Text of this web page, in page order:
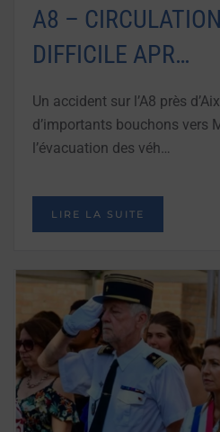
A8 –
DIFFICILE APR…
Un accident sur l’A8 près
d’importants bouchons vers
l’évacuation des véh…
LIRE LA SUITE